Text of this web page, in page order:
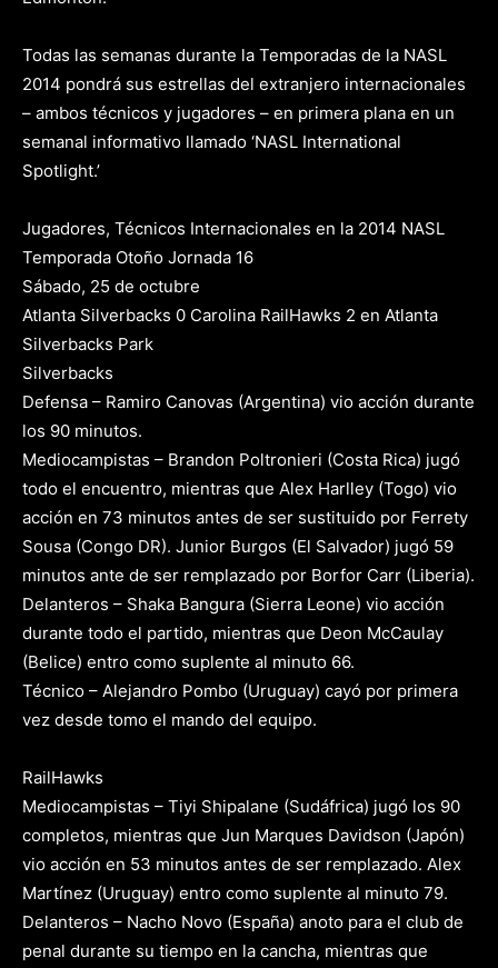
Todas las semanas durante la Temporadas de la NASL
2014 pondrá sus estrellas del extranjero internacionales
– ambos técnicos y jugadores – en primera plana en un
semanal informativo llamado ‘NASL International
Spotlight.’
Jugadores, Técnicos Internacionales en la 2014 NASL
Temporada Otoño Jornada 16
Sábado, 25 de octubre
Atlanta Silverbacks 0 Carolina RailHawks 2 en Atlanta
Silverbacks Park
Silverbacks
Defensa – Ramiro Canovas (Argentina) vio acción durante
los 90 minutos.
Mediocampistas – Brandon Poltronieri (Costa Rica) jugó
todo el encuentro, mientras que Alex Harlley (Togo) vio
acción en 73 minutos antes de ser sustituido por Ferrety
Sousa (Congo DR). Junior Burgos (El Salvador) jugó 59
minutos ante de ser remplazado por Borfor Carr (Liberia).
Delanteros – Shaka Bangura (Sierra Leone) vio acción
durante todo el partido, mientras que Deon McCaulay
(Belice) entro como suplente al minuto 66.
Técnico – Alejandro Pombo (Uruguay) cayó por primera
vez desde tomo el mando del equipo.
RailHawks
Mediocampistas – Tiyi Shipalane (Sudáfrica) jugó los 90
completos, mientras que Jun Marques Davidson (Japón)
vio acción en 53 minutos antes de ser remplazado. Alex
Martínez (Uruguay) entro como suplente al minuto 79.
Delanteros – Nacho Novo (España) anoto para el club de
penal durante su tiempo en la cancha, mientras que